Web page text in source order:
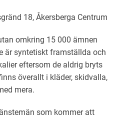
18, Åkersberga Centrum
omkring 15 000 ämnen
är syntetiskt framställda och
eftersom de aldrig bryts
överallt i kläder, skidvalla,
mera.
som kommer att